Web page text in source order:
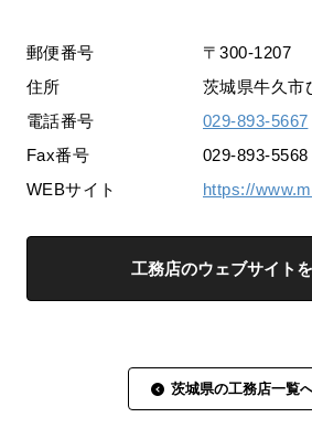
郵便番号
〒300-1207
住所
茨城県牛久市
電話番号
029-893-5667
Fax番号
029-893-5568
WEBサイト
https://
工務店のウェブサイト
茨城県の工務店一覧